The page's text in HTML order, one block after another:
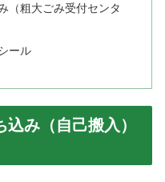
（粗大ごみ受付センタ
ール
み（自己搬入）